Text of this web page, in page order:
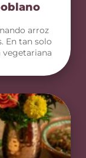
arroz
En tan solo
vegetariana